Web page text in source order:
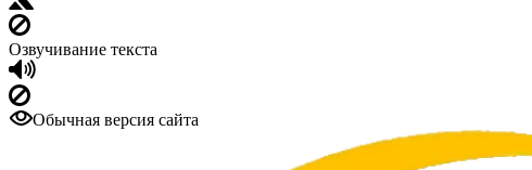
Озвучивание текста
Обычная версия сайта